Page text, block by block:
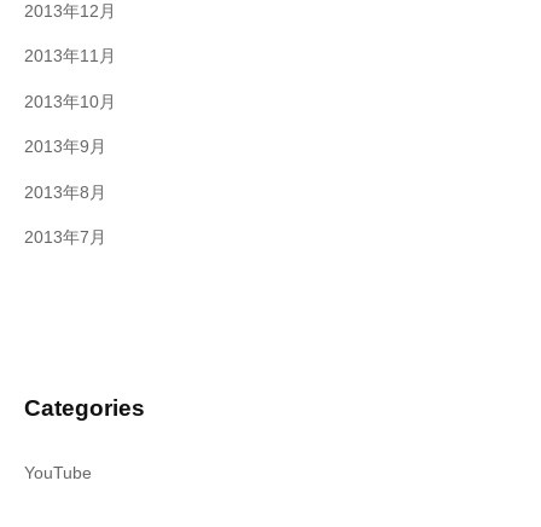
2013年12月
2013年11月
2013年10月
2013年9月
2013年8月
2013年7月
Categories
YouTube